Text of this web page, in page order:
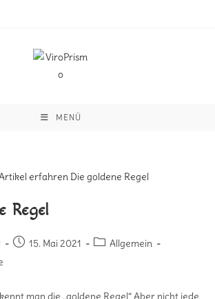
MENÜ
Regel
15. Mai 2021
Allgemein
man die „goldene Regel“ Aber nicht jede